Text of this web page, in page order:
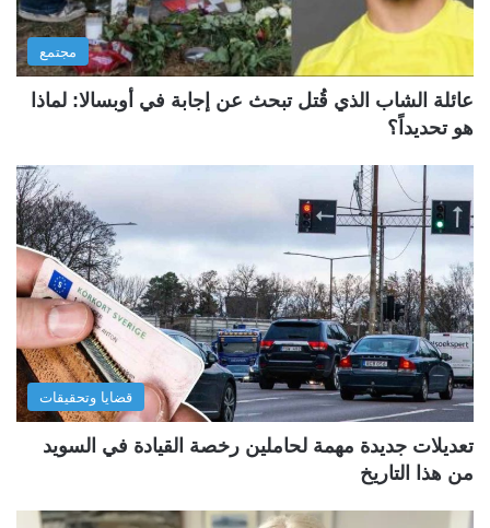
مجتمع
عائلة الشاب الذي قُتل تبحث عن إجابة في أوبسالا: لماذا
هو تحديداً؟
قضايا وتحقيقات
تعديلات جديدة مهمة لحاملين رخصة القيادة في السويد
من هذا التاريخ